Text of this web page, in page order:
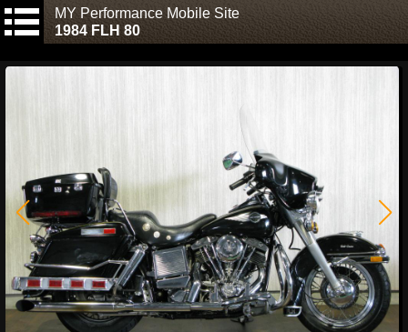
MY Performance Mobile Site
1984 FLH 80